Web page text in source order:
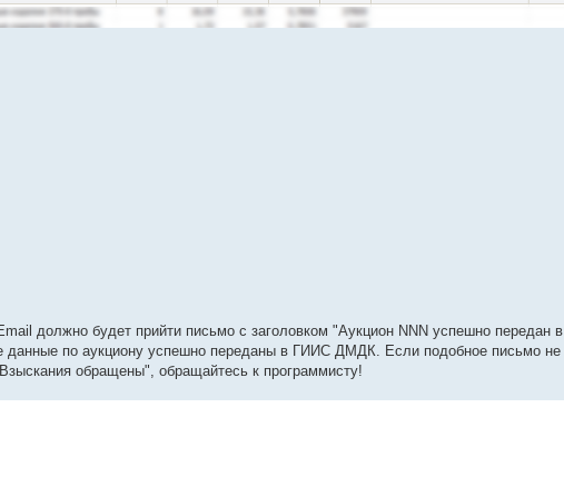
должно будет прийти письмо с заголовком "Аукцион NNN успешно передан в
данные по аукциону успешно переданы в ГИИС ДМДК. Если подобное письмо не
обращены", обращайтесь к программисту!